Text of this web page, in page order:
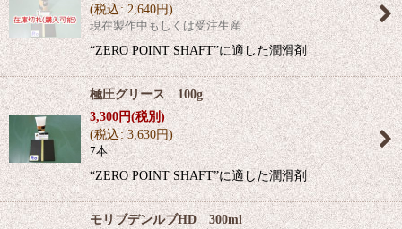
(税込: 2,640円)
現在製作中もしくは受注生産
“ZERO POINT SHAFT”に適した潤滑剤
極圧グリース 100g
3,300円(税別)
(税込: 3,630円)
7本
“ZERO POINT SHAFT”に適した潤滑剤
モリブデンルブHD 300ml